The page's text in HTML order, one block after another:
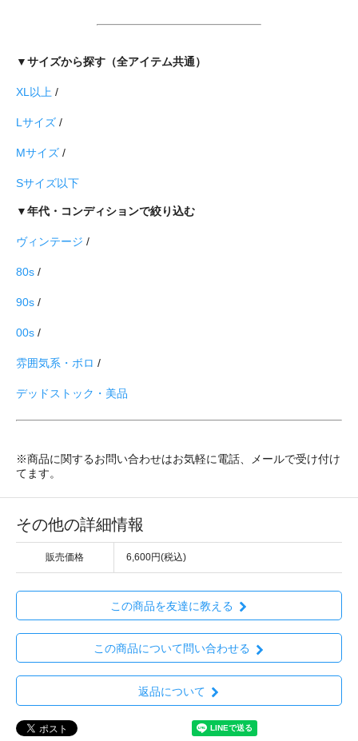
▼サイズから探す（全アイテム共通）
XL以上 /
Lサイズ /
Mサイズ /
Sサイズ以下
▼年代・コンディションで絞り込む
ヴィンテージ /
80s /
90s /
00s /
雰囲気系・ボロ /
デッドストック・美品
※商品に関するお問い合わせはお気軽に電話、メールで受け付け
てます。
その他の詳細情報
販売価格 6,600円(税込)
この商品を友達に教える
この商品について問い合わせる
返品について